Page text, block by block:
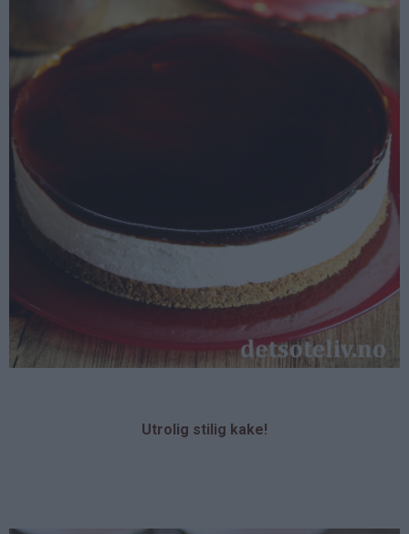
Utrolig stilig kake!